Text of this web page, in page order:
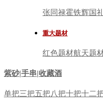
张同禄霍铁辉国
重大题材
红色题材航天题
紫砂|手串|收藏酒
单把三把五把八把十把十二